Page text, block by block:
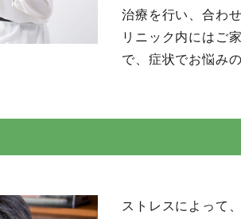
治療を行い、合わ
リニック内にはご
で、症状でお悩み
ストレスによって